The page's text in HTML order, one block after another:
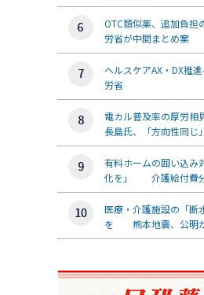
OTC類似薬、追加負
労省が中間まとめ案
ヘルスケアAX・DX
労省
電カル普及率の厚労
長島氏、「方向性同じ」
有料ホームの囲い込み
化を」 介護給付費
医療・介護施設の「断
を 熊本地震、公明が